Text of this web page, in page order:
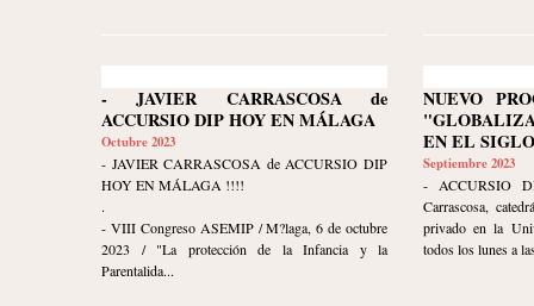
- JAVIER CARRASCOSA de
ACCURSIO DIP HOY EN MÁLAGA
Octubre 2023
- JAVIER CARRASCOSA de ACCURSIO DIP
HOY EN MÁLAGA !!!!
.
- VIII Congreso ASEMIP / M?laga, 6 de octubre
2023 / "La protección de la Infancia y la
Parentalida...
NUEVO
EN EL
Septiembre 2023
- ACCURSIO
Carrascosa,
privado en la
todos los lunes a